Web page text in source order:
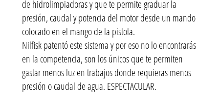
de hidrolimpiadoras y que te permite graduar la
presión, caudal y potencia del motor desde un mando
colocado en el mango de la pistola.
Nilfisk patentó este sistema y por eso no lo encontrarás
en la competencia, son los únicos que te permiten
gastar menos luz en trabajos donde requieras menos
presión o caudal de agua. ESPECTACULAR.